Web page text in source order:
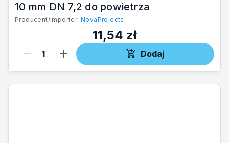
10 mm DN 7,2 do powietrza
Producent/Importer:NovaProjects
11,54 zł
Dodaj